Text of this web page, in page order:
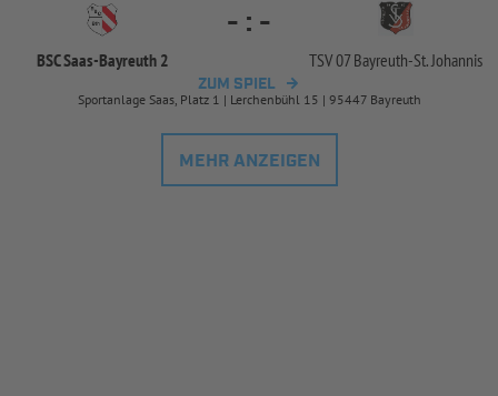
BSC Saas-Bayreuth 2
- : -
TSV 07 Bayreuth-St. Johannis
ZUM SPIEL
Sportanlage Saas, Platz 1 | Lerchenbühl 15 | 95447 Bayreuth
MEHR ANZEIGEN